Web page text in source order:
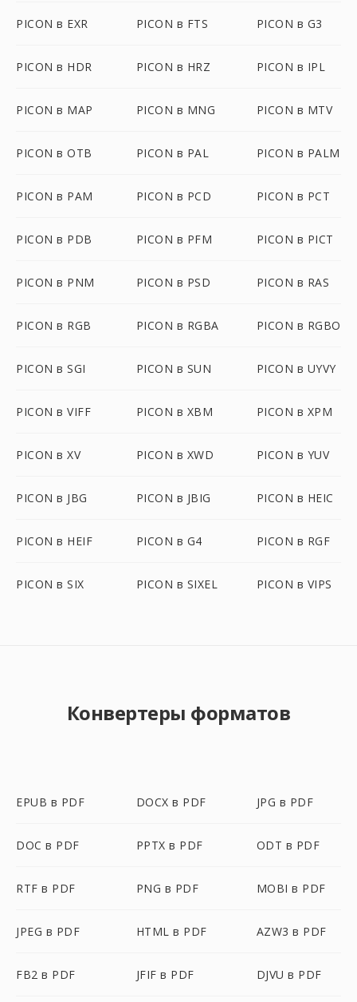
PICON в EXR PICON в FTS PICON в G3
PICON в HDR PICON в HRZ PICON в IPL
PICON в MAP PICON в MNG PICON в MTV
PICON в OTB PICON в PAL PICON в PALM
PICON в PAM PICON в PCD PICON в PCT
PICON в PDB PICON в PFM PICON в PICT
PICON в PNM PICON в PSD PICON в RAS
PICON в RGB PICON в RGBA PICON в RGBO
PICON в SGI PICON в SUN PICON в UYVY
PICON в VIFF PICON в XBM PICON в XPM
PICON в XV PICON в XWD PICON в YUV
PICON в JBG PICON в JBIG PICON в HEIC
PICON в HEIF PICON в G4 PICON в RGF
PICON в SIX PICON в SIXEL PICON в VIPS
Конвертеры форматов
EPUB в PDF DOCX в PDF JPG в PDF
DOC в PDF PPTX в PDF ODT в PDF
RTF в PDF PNG в PDF MOBI в PDF
JPEG в PDF HTML в PDF AZW3 в PDF
FB2 в PDF JFIF в PDF DJVU в PDF